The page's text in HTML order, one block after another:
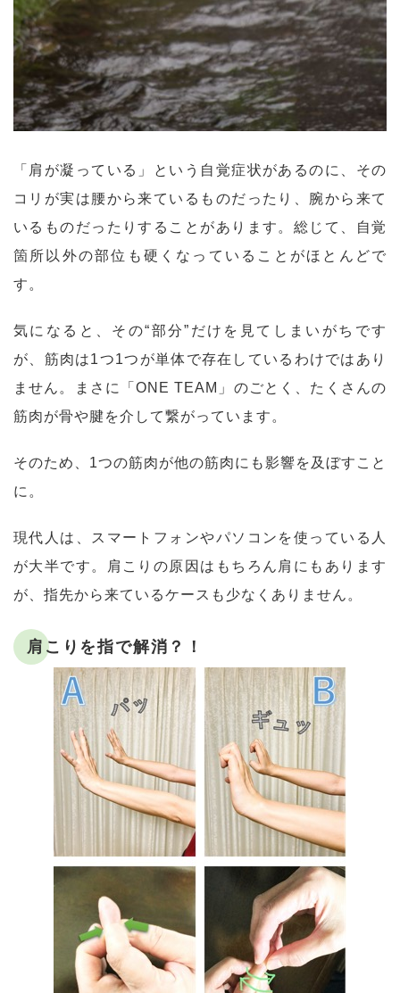
「肩が凝っている」という自覚症状があるのに、その
コリが実は腰から来ているものだったり、腕から来て
いるものだったりすることがあります。総じて、自覚
箇所以外の部位も硬くなっていることがほとんどで
す。
気になると、その“部分”だけを見てしまいがちです
が、筋肉は1つ1つが単体で存在しているわけではあり
ません。まさに「ONE TEAM」のごとく、たくさんの
筋肉が骨や腱を介して繋がっています。
そのため、1つの筋肉が他の筋肉にも影響を及ぼすこと
に。
現代人は、スマートフォンやパソコンを使っている人
が大半です。肩こりの原因はもちろん肩にもあります
が、指先から来ているケースも少なくありません。
肩こりを指で解消？！